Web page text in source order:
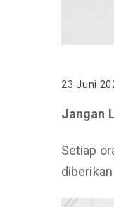
23 Juni
Jangan
Setiap